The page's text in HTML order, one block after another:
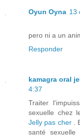
Oyun Oyna 13
pero ni a un
Responder
kamagra oral
4:37
Traiter
sexuelle chez
Jelly pas cher.
santé